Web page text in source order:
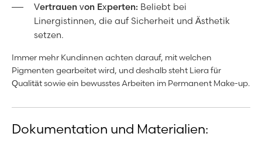
Vertrauen von Experten: Beliebt bei
Linergistinnen, die auf Sicherheit und Ästhetik
setzen.
Immer mehr Kundinnen achten darauf, mit welchen
Pigmenten gearbeitet wird, und deshalb steht Liera für
Qualität sowie ein bewusstes Arbeiten im Permanent Make-up.
Dokumentation und Materialien: